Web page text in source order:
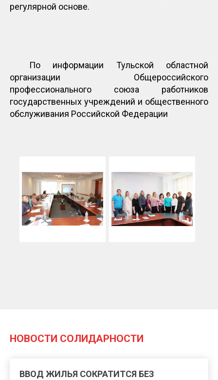
регулярной основе.
По информации Тульской областной
организации Общероссийского
профессионального союза работников
государственных учреждений и общественного
обслуживания Российской Федерации
НОВОСТИ СОЛИДАРНОСТИ
ВВОД ЖИЛЬЯ СОКРАТИТСЯ БЕЗ